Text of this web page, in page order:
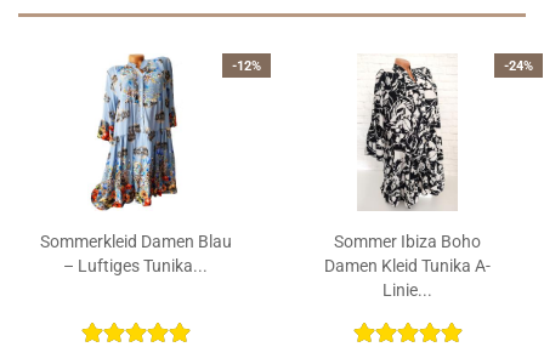
-12%
Sommerkleid Damen Blau
– Luftiges Tunika...
-24%
Sommer Ibiza Boho
Damen Kleid Tunika A-
Linie...